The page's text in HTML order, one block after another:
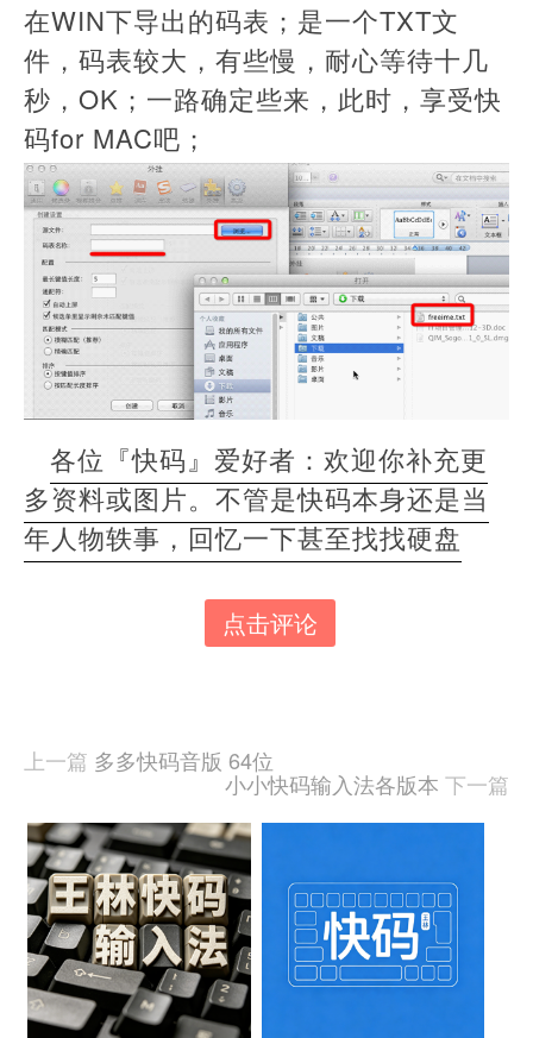
在WIN下导出的码表；是一个TXT文
件，码表较大，有些慢，耐心等待十几
秒，OK；一路确定些来，此时，享受快
码for MAC吧；
各位『快码』爱好者：欢迎你补充更
多资料或图片。不管是快码本身还是当
年人物轶事，回忆一下甚至找找硬盘
本
于
2026-
03
发
布,
被
阅
读
86
次
点击评论
上一篇 多多快码音版 64位
小小快码输入法各版本 下一篇
相
关
文
章
『王
林